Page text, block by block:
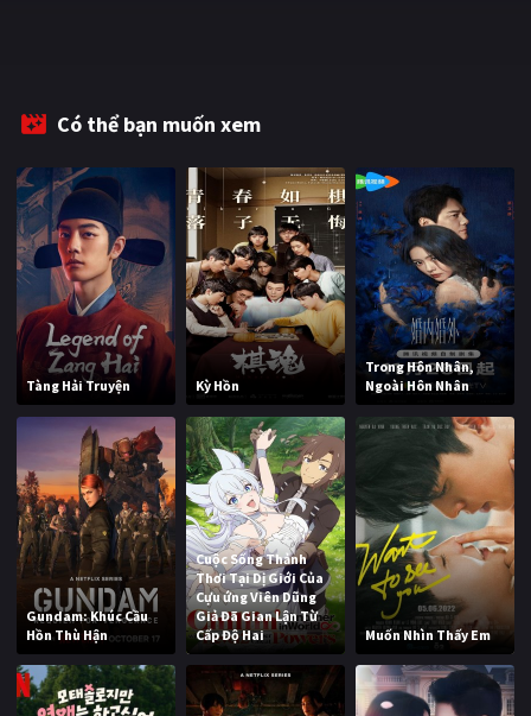
Có thể bạn muốn xem
Tàng Hải Truyện Kỳ Hồn
Trong Hôn Nhân,
Ngoài Hôn Nhân
Gundam: Khúc Cầu
Hồn Thù Hận
Cuộc Sống Thảnh
Thơi Tại Dị Giới Của
Cựu ứng Viên Dũng
Giả Đã Gian Lận Từ
Cấp Độ Hai
Muốn Nhìn Thấy Em